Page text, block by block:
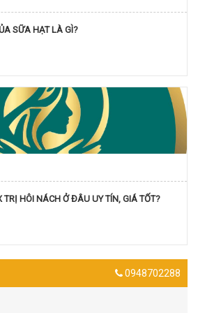
SỮA HẠT LÀ GÌ?
HÔI NÁCH Ở ĐÂU UY TÍN, GIÁ TỐT?
0948702288